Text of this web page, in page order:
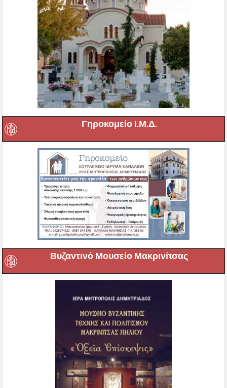
Γηροκομείο Ι.Μ.Δ.
Βυζαντινό Μουσείο Μακρινίτσας